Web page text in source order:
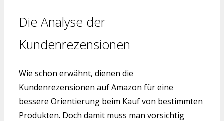
Die Analyse der
Kundenrezensionen
Wie schon erwähnt, dienen die
Kundenrezensionen auf Amazon für eine
bessere Orientierung beim Kauf von bestimmten
Produkten. Doch damit muss man vorsichtig